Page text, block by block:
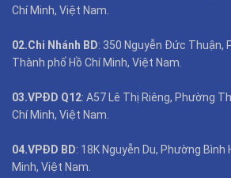
Chí Minh, Việt Nam.
02.Chi Nhánh BD: 350 Nguyễn Đức Thuận,
Thành phố Hồ Chí Minh, Việt Nam.
03.VPĐD Q12: A57 Lê Thị Riêng, Phường
Chí Minh, Việt Nam.
04.VPĐD BD: 18K Nguyễn Du, Phường Bình
Minh, Việt Nam.